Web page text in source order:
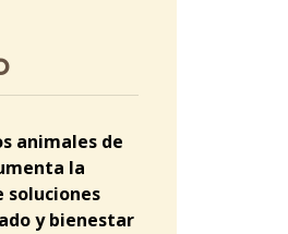
animales de
la
soluciones
y bienestar